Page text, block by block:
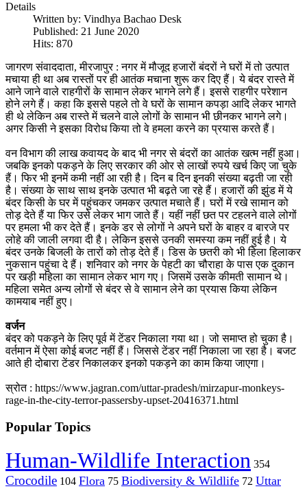
Details
Written by: Vindhya Bachao Desk
Published: 21 June 2020
Hits: 870
जागरण संवाददाता, मीरजापुर : नगर में मौजूद हजारों बंदरों ने घरों में तो उत्पात
मचाया ही था अब रास्तों पर ही आतंक मचाना शुरू कर दिए हैं। ये बंदर रास्ते में
आने जाने वाले राहगीरों के सामान लेकर भागने लगे हैं। इससे राहगीर परेशान
होने लगे हैं। कहा कि इससे पहले तो वे घरों के सामान कपड़ा आदि लेकर भागते
ही थे लेकिन अब रास्ते में चलने वाले लोगों के सामान भी छीनकर भागने लगे।
अगर किसी ने इसका विरोध किया तो वे हमला करने का प्रयास करते हैं।
वन विभाग की लाख कवायद के बाद भी नगर से बंदरों का आतंक खत्म नहीं हुआ।
जबकि इनको पकड़ने के लिए सरकार की ओर से लाखों रुपये खर्च किए जा चुके
हैं। फिर भी इनमें कमी नहीं आ रही है। दिन ब दिन इनकी संख्या बढ़ती जा रही
है। संख्या के साथ साथ इनके उत्पात भी बढ़ते जा रहे हैं। हजारों की झुंड में ये
बंदर किसी के घर में पहुंचकर जमकर उत्पात मचाते हैं। घरों में रखे सामान को
तोड़ देते हैं या फिर उसे लेकर भाग जाते हैं। यहीं नहीं छत पर टहलने वाले लोगों
पर हमला भी कर देते हैं। इनके डर से लोगों ने अपने घरों के बाहर व बारजे पर
लोहे की जाली लगवा दी है। लेकिन इससे उनकी समस्या कम नहीं हुई है। ये
बंदर उनके बिजली के तारों को तोड़ देते हैं। डिस के छतरी को भी हिला हिलाकर
नुकसान पहुंचा दे हैं। शनिवार को नगर के पेहटी का चौराहा के पास एक दुकान
पर खड़ी महिला का सामान लेकर भाग गए। जिसमें उसके कीमती सामान थे।
महिला समेत अन्य लोगों से बंदर से वे सामान लेने का प्रयास किया लेकिन
कामयाब नहीं हुए।
वर्जन
बंदर को पकड़ने के लिए पूर्व में टेंडर निकाला गया था। जो समाप्त हो चुका है।
वर्तमान में ऐसा कोई बजट नहीं हैं। जिससे टेंडर नहीं निकाला जा रहा है। बजट
आते ही दोबारा टेंडर निकालकर इनको पकड़ने का काम किया जाएगा।
स्रोत : https://www.jagran.com/uttar-pradesh/mirzapur-monkeys-
rage-in-the-city-terror-passersby-upset-20416371.html
Popular Topics
Human-Wildlife Interaction 354
Crocodile 104 Flora 75 Biodiversity & Wildlife 72 Uttar